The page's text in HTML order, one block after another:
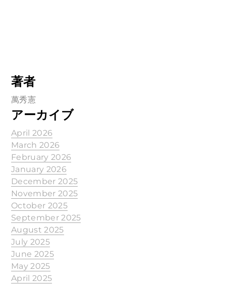
著者
萬秀憲
アーカイブ
April 2026
March 2026
February 2026
January 2026
December 2025
November 2025
October 2025
September 2025
August 2025
July 2025
June 2025
May 2025
April 2025